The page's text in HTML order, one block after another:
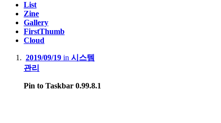
List
Zine
Gallery
FirstThumb
Cloud
2019/09/19 in 시스템
관리
Pin to Taskbar 0.99.8.1